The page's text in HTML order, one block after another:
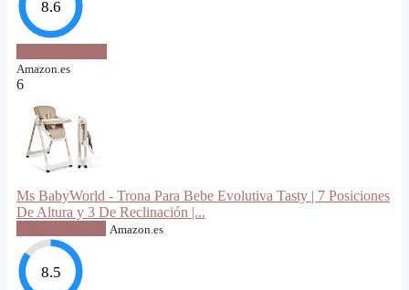
8.6
Amazon.es
6
Ms BabyWorld - Trona Para Bebe Evolutiva Tasty | 7 Posiciones
De Altura y 3 De Reclinación |...
Amazon.es
8.5